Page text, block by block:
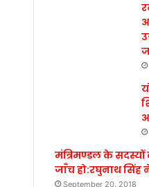
मंत्रिमण्डल के सदस्यों
जाँच हो:रघुनाथ सिंह
September 20, 2018